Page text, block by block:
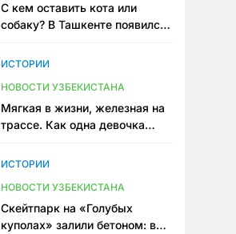
С кем оставить кота или
собаку? В Ташкенте появился
ИСТОРИИ
НОВОСТИ УЗБЕКИСТАНА
Мягкая в жизни, железная на
трассе. Как одна девочка
Узбекистане
ИСТОРИИ
НОВОСТИ УЗБЕКИСТАНА
Скейтпарк на «Голубых
куполах» залили бетоном: в